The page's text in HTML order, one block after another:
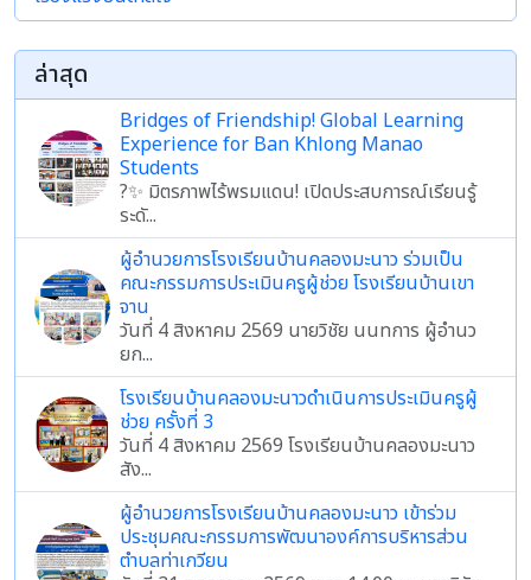
ล่าสุด
Bridges of Friendship! Global Learning
Experience for Ban Khlong Manao
Students
?✨ มิตรภาพไร้พรมแดน! เปิดประสบการณ์เรียนรู้
ระดั...
ผู้อำนวยการโรงเรียนบ้านคลองมะนาว ร่วมเป็น
คณะกรรมการประเมินครูผู้ช่วย โรงเรียนบ้านเขา
จาน
วันที่ 4 สิงหาคม 2569 นายวิชัย นนทการ ผู้อำนว
ยก...
โรงเรียนบ้านคลองมะนาวดำเนินการประเมินครูผู้
ช่วย ครั้งที่ 3
วันที่ 4 สิงหาคม 2569 โรงเรียนบ้านคลองมะนาว
สัง...
ผู้อำนวยการโรงเรียนบ้านคลองมะนาว เข้าร่วม
ประชุมคณะกรรมการพัฒนาองค์การบริหารส่วน
ตำบลท่าเกวียน